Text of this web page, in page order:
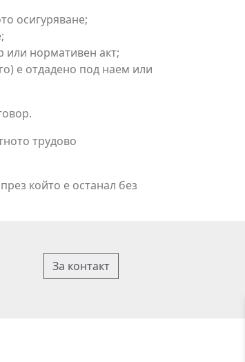
осигуряване;
или нормативен акт;
е отдадено под наем или
трудово
който е останал без
За контакт